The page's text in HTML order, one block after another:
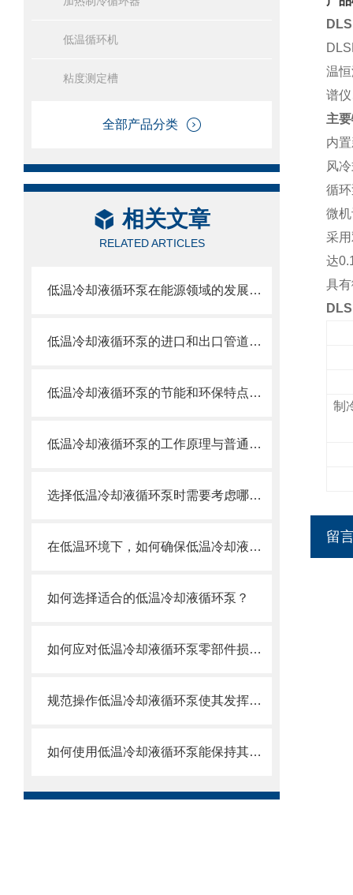
低温循环机
粘度测定槽
全部产品分类
相关文章
RELATED ARTICLES
低温冷却液循环泵在能源领域的发展趋势
低温冷却液循环泵的进口和出口管道应该如何设计？
低温冷却液循环泵的节能和环保特点是什么？如何实现节能和环保？
低温冷却液循环泵的工作原理与普通冷却液循环泵有何区别？
选择低温冷却液循环泵时需要考虑哪些关键因素？
在低温环境下，如何确保低温冷却液循环泵的可靠性和安全性？
如何选择适合的低温冷却液循环泵？
如何应对低温冷却液循环泵零部件损坏的情况？
规范操作低温冷却液循环泵使其发挥实效
如何使用低温冷却液循环泵能保持其良好工作状态？
温
谱
主
内
风
循
微
采
达
具
制
留